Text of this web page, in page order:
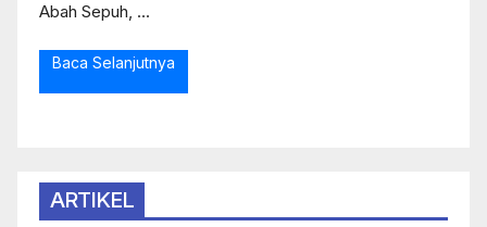
Abah Sepuh, ...
Baca Selanjutnya
ARTIKEL